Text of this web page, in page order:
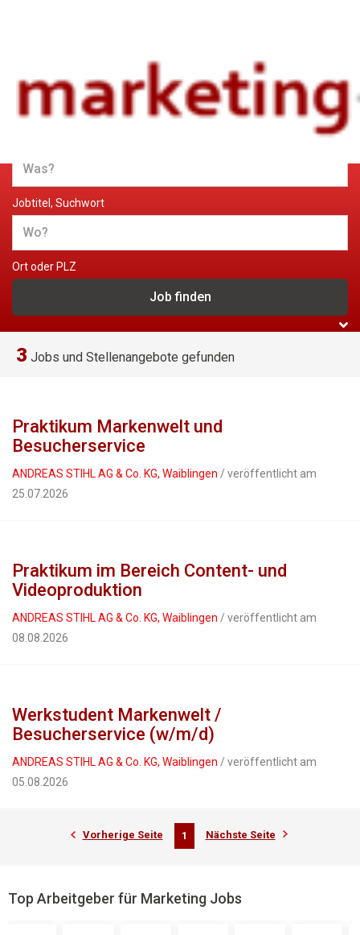
Jobs und Stellenangebote im
Marketing
Jobtitel, Suchwort
Ort oder PLZ
3 Jobs und Stellenangebote gefunden
Praktikum Markenwelt und
Besucherservice
ANDREAS STIHL AG & Co. KG, Waiblingen / veröffentlicht am
25.07.2026
Praktikum im Bereich Content- und
Videoproduktion
ANDREAS STIHL AG & Co. KG, Waiblingen / veröffentlicht am
08.08.2026
Werkstudent Markenwelt /
Besucherservice (w/m/d)
ANDREAS STIHL AG & Co. KG, Waiblingen / veröffentlicht am
05.08.2026
Vorherige Seite 1 Nächste Seite
Top Arbeitgeber für Marketing Jobs